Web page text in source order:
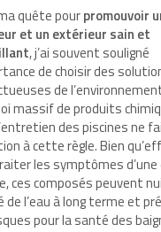
quête pourpromouvoir
et un extérieur sain et
, j’ai souvent souligné
de choisir des
de
massif de produits
des piscines ne
à cette règle. Bien
les symptômes d’une
ces composés peuvent
de l’eau à long terme et
pour la santé des